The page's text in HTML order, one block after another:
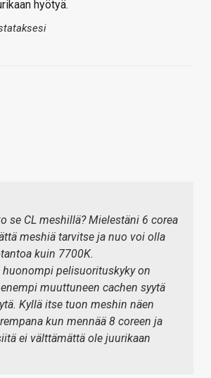
hyötyä.
se CL meshillä? Mielestäni 6 corea
meshiä tarvitse ja nuo voi olla
kuin 7700K.
huonompi pelisuorituskyky on
muuttuneen cachen syytä
Kyllä itse tuon meshin näen
kun mennää 8 coreen ja
ei välttämättä ole juurikaan